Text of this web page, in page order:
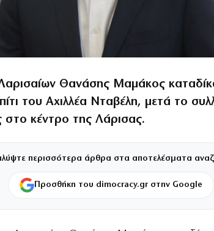
Θανάσης Μαμάκος
του Αχιλλέα Νταβέλη, μετά το
στο κέντρο της Λάρισας.
περισσότερα άρθρα στα αποτελέσματα
Προσθήκη του dimocracy.gr στην Google